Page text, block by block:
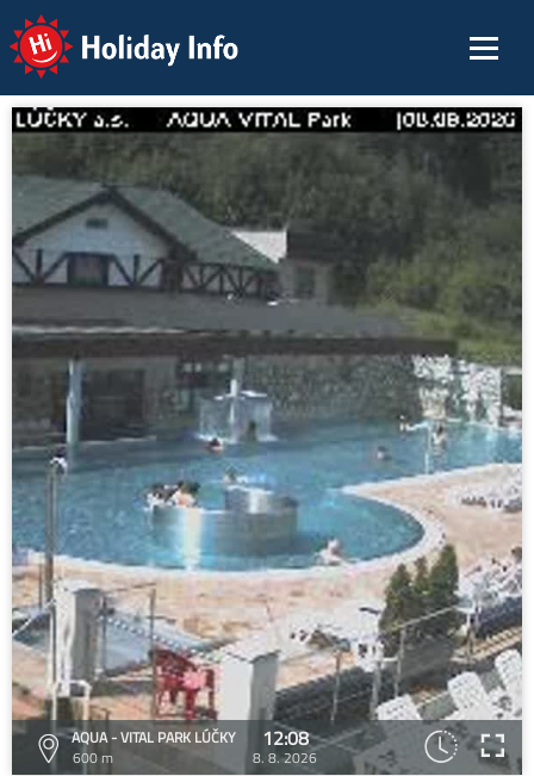
Holiday Info
AQUA - VITAL PARK LÚČKY
600 m
12:08
8. 8. 2026